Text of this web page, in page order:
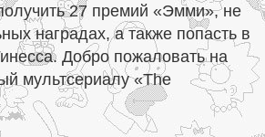
27 премий «Эмми», не
наградах, а также попасть в
Добро пожаловать на
мультсериалу «The